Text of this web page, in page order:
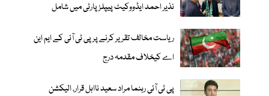
نذیر احمد ایڈووکیٹ پیپلزپارٹی میں شامل
ریاست مخالف تقریر کرنے پر پی ٹی آئی کے ایم این
اے کیخلاف مقدمہ درج
پی ٹی آئی رہنما مراد سعید نااہل قرار، الیکشن